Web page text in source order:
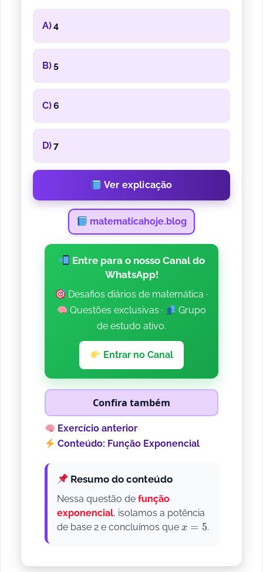
A)4
B)5
C)6
D)7
Ver explicação
matematicahoje.blog
Entre para o nosso Canal do
WhatsApp!
Desafios diários de matemática ·
Questões exclusivas ·
Grupo
de estudo ativo.
Entrar no Canal
Confira também
Exercício anterior
Conteúdo: Função Exponencial
Resumo do conteúdo
Nessa questão de função
exponencial, isolamos a potência
de base 2 e concluímos que
.